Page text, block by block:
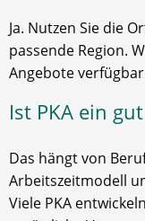
Ja. Nutzen Sie die
passende Region.
Angebote
Ist PKA ein
Das hängt von
Arbeitszeitmodell
Viele PKA